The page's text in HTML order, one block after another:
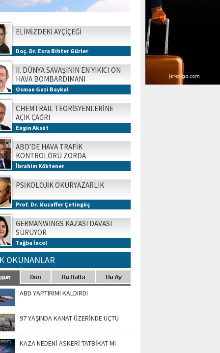
ELİMİZDEKİ AYÇİÇEĞİ
Doç. Dr. Esra Bihter Gürler
II. DÜNYA SAVAŞININ EN YIKICI ON
HAVA BOMBARDIMANI
Osman Gazi Baykal
CHEMTRAIL TEORİSYENLERİNE
AÇIK ÇAĞRI
Engin Aksüt
ABD'DE HAVA TRAFİK
KONTROLÖRÜ ZORDA
İbrahim Köktener
PSİKOLOJİK OKURYAZARLIK
Prof. Dr. Muzaffer Çetingüç
GERMANWINGS KAZASI DAVASI
SÜRÜYOR
Tuğba İncel
OKUNANLAR
ABD YAPTIRIMI KALDIRDI
97 YAŞINDA KANAT ÜZERİNDE UÇTU
KAZA NEDENİ ASKERİ TATBİKAT MI